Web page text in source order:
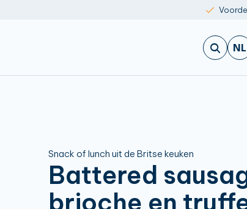
NL
Snack of lunch uit de Britse keuken
Battered
brioche en